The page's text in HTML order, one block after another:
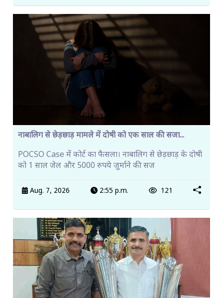
नाबालिग से छेड़छाड़ मामले में दोषी को एक साल की सजा...
POCSO Case में कोर्ट का फैसला। नाबालिग से छेड़छाड़ के दोषी
को 1 साल जेल और 5000 रुपये जुर्माने की सज
Aug. 7, 2026 2:55 p.m. 121